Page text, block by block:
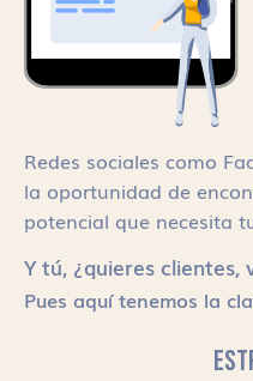
Redes sociales como
la oportunidad de
potencial que necesita
Y tú, ¿quieres clientes,
Pues aquí tenemos la